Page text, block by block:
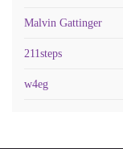
Malvin Gattinger
211steps
w4eg